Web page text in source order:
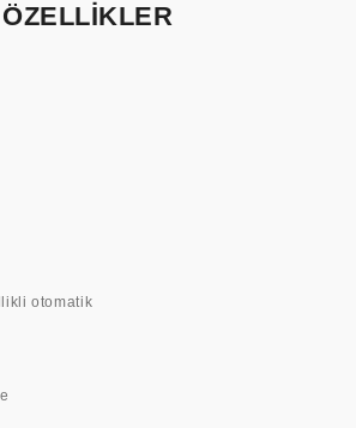
ÖZELLİKLER
otomatik